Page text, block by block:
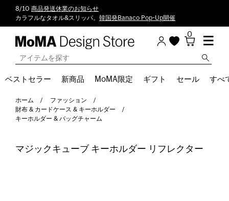
8/10 商品発送休業のお知らせ
カラフルなタオル&スリッパ。 韓国発Banaco Pop-Up開催
0
ベストセラー 新商品 MoMA限定 ギフト セール すべ
ホーム
ファッション
財布 & カードケース & キーホルダー
キーホルダー & バッグチャーム
マジックキューブ キーホルダー リフレクター